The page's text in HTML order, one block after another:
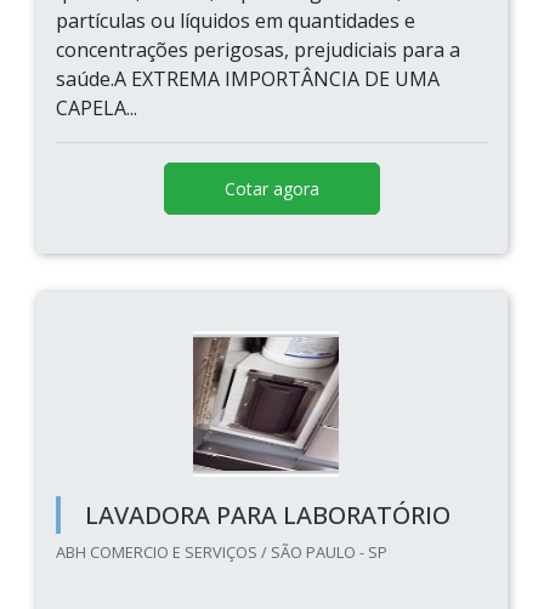
partículas ou líquidos em quantidades e
concentrações perigosas, prejudiciais para a
saúde.A EXTREMA IMPORTÂNCIA DE UMA
CAPELA...
Cotar agora
LAVADORA PARA LABORATÓRIO
ABH COMERCIO E SERVIÇOS / SÃO PAULO - SP